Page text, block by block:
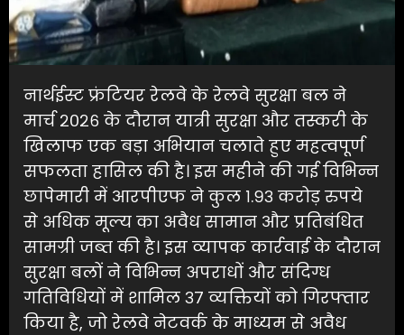
नार्थईस्ट फ्रंटियर रेलवे के रेलवे सुरक्षा बल ने
मार्च २०२६ के दौरान यात्री सुरक्षा और तस्करी के
खिलाफ एक बड़ा अभियान चलाते हुए महत्वपूर्ण
सफलता हासिल की है। इस महीने की गई विभिन्न
छापेमारी में आरपीएफ ने कुल १.९३ करोड़ रुपये
से अधिक मूल्य का अवैध सामान और प्रतिबंधित
सामग्री जब्त की है। इस व्यापक कार्रवाई के दौरान
सुरक्षा बलों ने विभिन्न अपराधों और संदिग्ध
गतिविधियों में शामिल ३७ व्यक्तियों को गिरफ्तार
किया है, जो रेलवे नेटवर्क के माध्यम से अवैध